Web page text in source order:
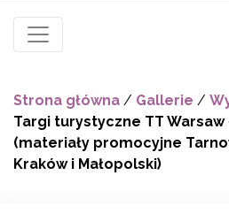
Strona główna / Gallerie /
Targi turystyczne TT Warsaw
(materiały promocyjne
Kraków i Małopolski)